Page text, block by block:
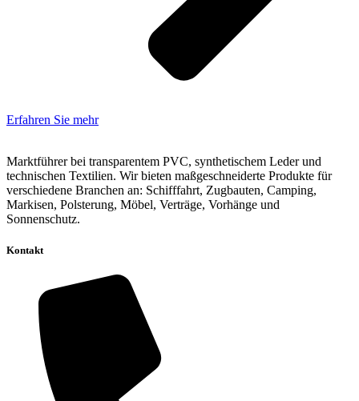
Erfahren Sie mehr
Marktführer bei transparentem PVC, synthetischem Leder und
technischen Textilien. Wir bieten maßgeschneiderte Produkte für
verschiedene Branchen an: Schifffahrt, Zugbauten, Camping,
Markisen, Polsterung, Möbel, Verträge, Vorhänge und
Sonnenschutz.
Kontakt